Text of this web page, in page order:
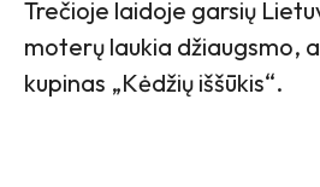
Trečioje laidoje garsių
moterų laukia džiaugsmo,
kupinas „Kėdžių iššūkis“.